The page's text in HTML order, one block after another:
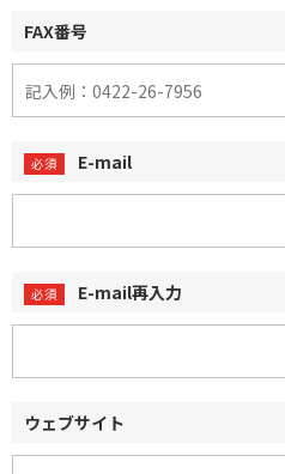
FAX番号
E-mail
E-mail再入力
ウェブサイト